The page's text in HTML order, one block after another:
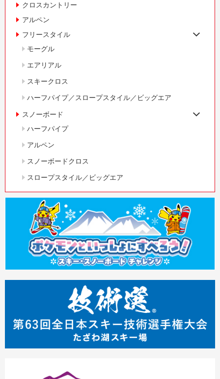
クロスカントリー
アルペン
フリースタイル
モーグル
エアリアル
スキークロス
ハーフパイプ／スロープスタイル／ビッグエア
スノーボード
ハーフパイプ
アルペン
スノーボードクロス
スロープスタイル／ビッグエア